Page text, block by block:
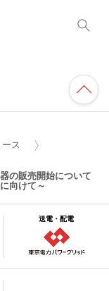
ス
の販売開始について
向けて～
送電・配電